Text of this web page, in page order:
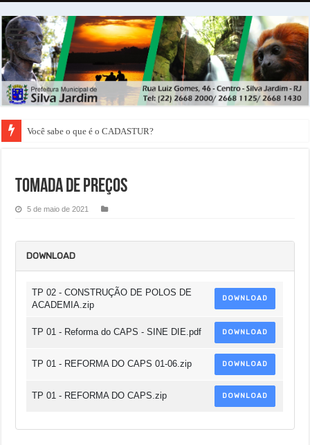
Você sabe o que é o CADASTUR?
Tomada de Preços
5 de maio de 2021
DOWNLOAD
TP 02 - CONSTRUÇÃO DE POLOS DE
ACADEMIA.zip
DOWNLOAD
TP 01 - Reforma do CAPS - SINE DIE.pdf DOWNLOAD
TP 01 - REFORMA DO CAPS 01-06.zip DOWNLOAD
TP 01 - REFORMA DO CAPS.zip DOWNLOAD